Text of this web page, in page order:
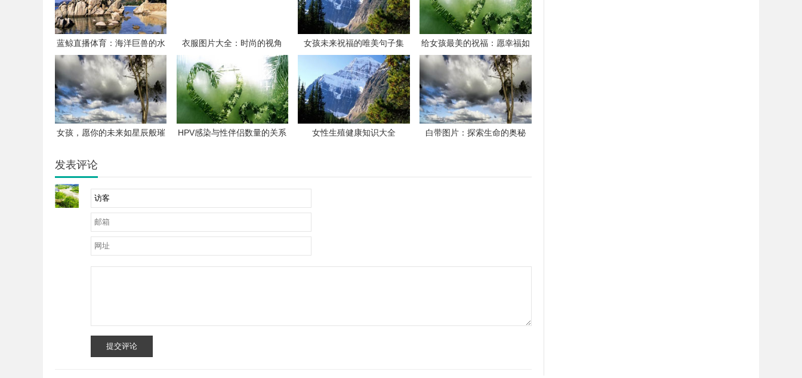
蓝鲸直播体育：海洋巨兽的水
上竞技
衣服图片大全：时尚的视角 女孩未来祝福的唯美句子集
给女孩最美的祝福：愿幸福如
花般绽放
女孩，愿你的未来如星辰般璀
HPV感染与性伴侣数量的关系
女性生殖健康知识大全 白带图片：探索生命的奥秘
发表评论
提交评论